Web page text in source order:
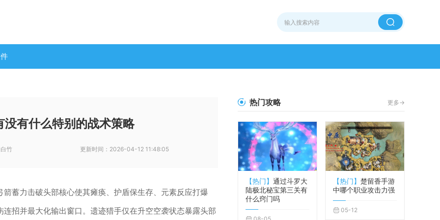
有什么特别的战术策略
竹 更新时间： 2026-04-12 11:48:05
蓄力击破头部核心使其瘫痪、护盾保生存、元素反应打爆
招并最大化输出窗口。遗迹猎手仅在升空空袭状态暴露头部
热门攻略 更多->
【热门】 通过斗罗大
陆极北秘宝第三关有
什么窍门吗
【热门】 楚留香手游
中哪个职业攻击力强
05-12